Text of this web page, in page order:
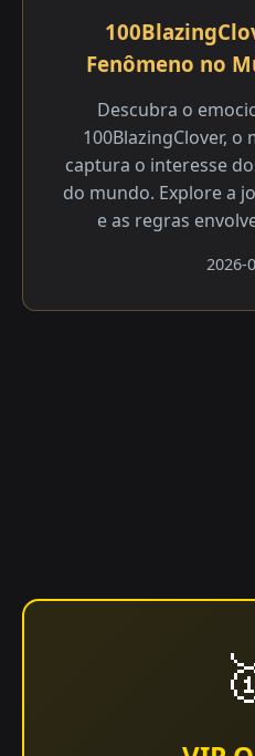
Fenômeno no
Descubra o
100BlazingClover,
captura o interesse
do mundo. Explore a
e as regras
2026-